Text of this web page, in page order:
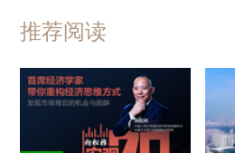
推荐阅读